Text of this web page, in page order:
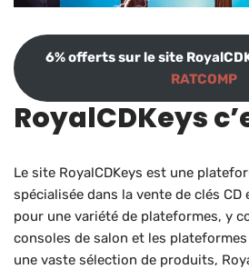
6% offerts sur le site
RATCOMP
RoyalCDKeys
Le site RoyalCDKeys est une
spécialisée dans la vente de clés CD
pour une variété de plateformes, y
consoles de salon et les
une vaste sélection de produits,